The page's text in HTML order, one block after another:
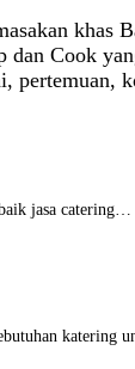
Cook
jasa catering…
katering